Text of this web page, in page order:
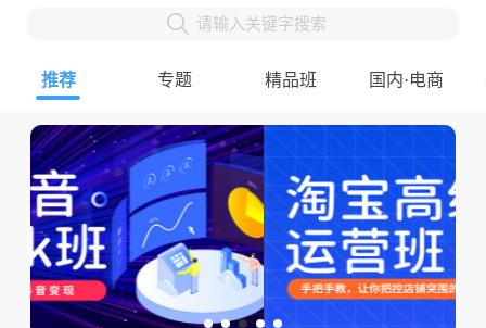
请输入关键字搜索
推荐 专题 精品班 国内·电商